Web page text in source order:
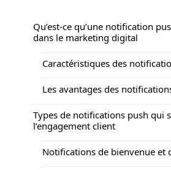
Qu’est-ce qu’une notification
dans le marketing digital
Caractéristiques des
Les avantages des
Types de notifications push qui
l’engagement client
Notifications de bienvenue et